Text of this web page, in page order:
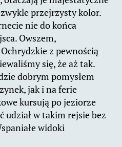
przejrzysty kolor.
nie do końca
Owszem,
z pewnością
się, że aż tak.
dobrym pomysłem
jak i na ferie
kursują po jeziorze
udział w takim rejsie bez
widoki